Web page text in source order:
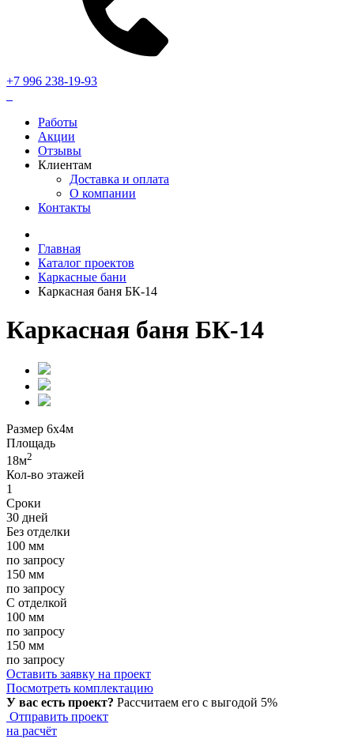
+7 996 238-19-93
Работы
Акции
Отзывы
Клиентам
Доставка и оплата
О компании
Контакты
Главная
Каталог проектов
Каркасные бани
Каркасная баня БК-14
Каркасная баня БК-14
Размер 6х4м
Площадь
18м2
Кол-во этажей
1
Сроки
30 дней
Без отделки
100 мм
по запросу
150 мм
по запросу
С отделкой
100 мм
по запросу
150 мм
по запросу
Оставить заявку на проект
Посмотреть комплектацию
У вас есть проект? Рассчитаем его с выгодой 5%
Отправить проект
на расчёт